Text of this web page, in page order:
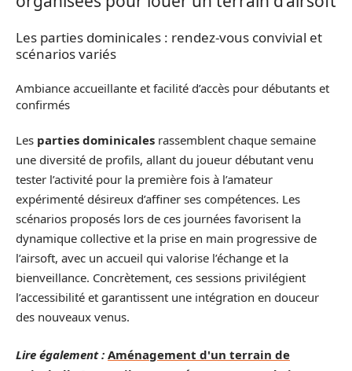
Les parties dominicales : rendez-vous convivial et
scénarios variés
Ambiance accueillante et facilité d’accès pour débutants et
confirmés
Les parties dominicales rassemblent chaque semaine
une diversité de profils, allant du joueur débutant venu
tester l’activité pour la première fois à l’amateur
expérimenté désireux d’affiner ses compétences. Les
scénarios proposés lors de ces journées favorisent la
dynamique collective et la prise en main progressive de
l’airsoft, avec un accueil qui valorise l’échange et la
bienveillance. Concrètement, ces sessions privilégient
l’accessibilité et garantissent une intégration en douceur
des nouveaux venus.
Lire également : Aménagement d'un terrain de